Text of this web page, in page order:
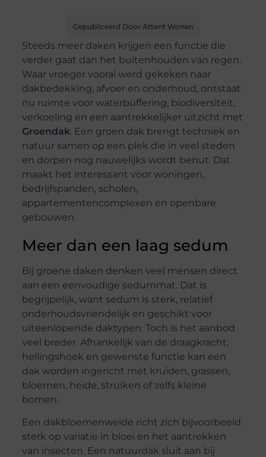
Gepubliceerd Door Attent Wonen
Steeds meer daken krijgen een functie die
verder gaat dan het buitenhouden van regen.
Waar vroeger vooral werd gekeken naar
dakbedekking, afvoer en onderhoud, ontstaat
nu ruimte voor waterbuffering, biodiversiteit,
verkoeling en een aantrekkelijker uitzicht met
Groendak. Een groen dak brengt techniek en
natuur samen op een plek die in veel steden
en dorpen nog nauwelijks wordt benut. Dat
maakt het interessant voor woningen,
bedrijfspanden, scholen,
appartementencomplexen en openbare
gebouwen.
Meer dan een laag sedum
Bij groene daken denken veel mensen direct
aan een eenvoudige sedummat. Dat is
begrijpelijk, want sedum is sterk, relatief
onderhoudsvriendelijk en geschikt voor
uiteenlopende daktypen. Toch is het aanbod
veel breder. Afhankelijk van de draagkracht,
hellingshoek en gewenste functie kan een
dak worden ingericht met kruiden, grassen,
bloemen, heide, struiken of zelfs kleine
bomen.
Een dakbloemenweide richt zich bijvoorbeeld
sterk op variatie in bloei en het aantrekken
van insecten. Een natuurdak sluit aan bij